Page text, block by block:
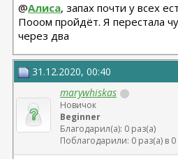
@Алиса, запах почти у всех
Пооом пройдёт. Я перестала
через два
31.12.2020, 00:40
marywhiskas
Новичок
Beginner
Благодарил(а): 0 раз(а)
Поблагодарили: 0 раз(а) в